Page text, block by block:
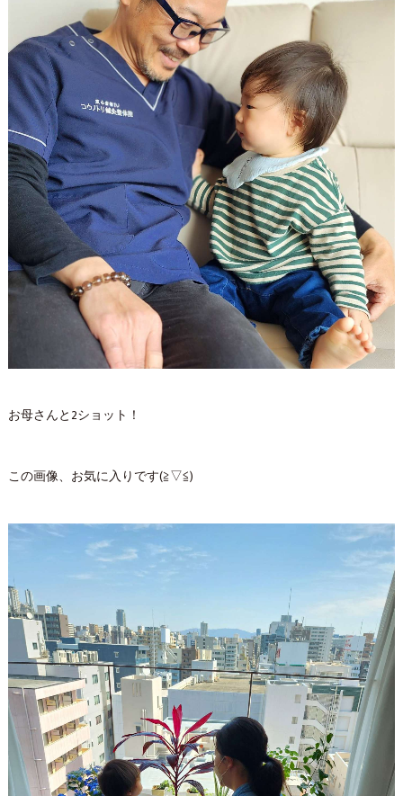
お母さんと2ショット！
この画像、お気に入りです(≧▽≦)